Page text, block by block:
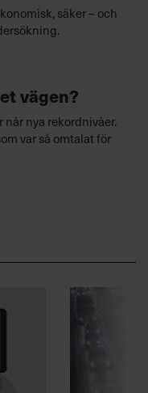
säker – och
vägen?
nya rekordnivåer.
var så omtalat för